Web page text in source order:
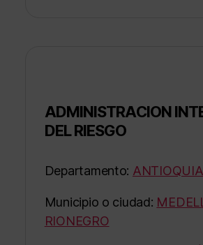
ADMINISTRACION
DEL RIESGO
Departamento: ANTIOQUIA
Municipio o ciudad:
RIONEGRO